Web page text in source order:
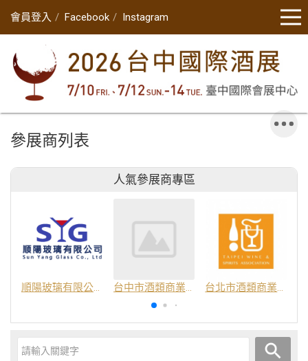
會員登入 Facebook Instagram
參展商列表
人氣參展商專區
順陽玻璃有限公司 台中市酒類商業同業公會 台北市酒類商業同業公會